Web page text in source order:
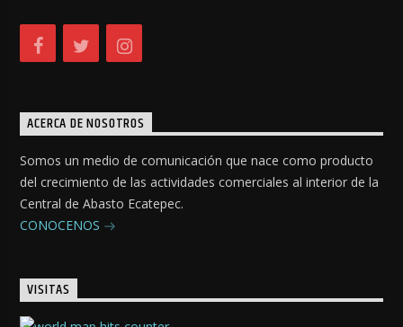
ACERCA DE NOSOTROS
Somos un medio de comunicación que nace como producto
del crecimiento de las actividades comerciales al interior de la
Central de Abasto Ecatepec.
CONOCENOS
VISITAS